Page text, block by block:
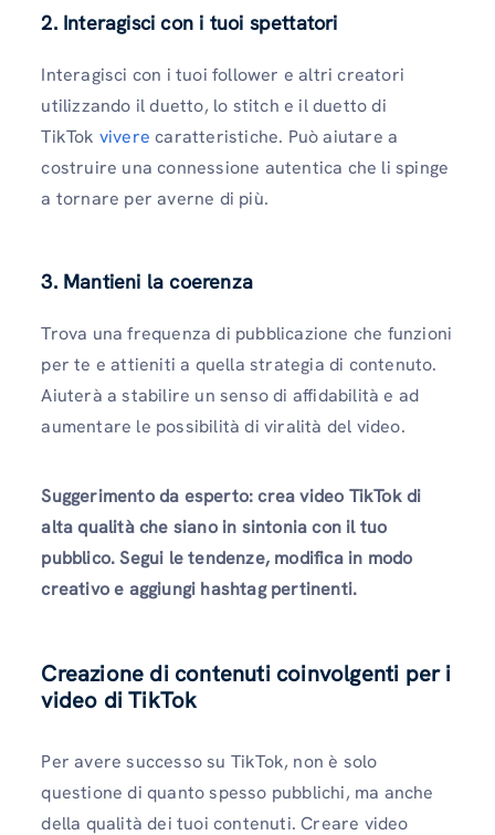
2. Interagisci con i tuoi spettatori
Interagisci con i tuoi follower e altri creatori
utilizzando il duetto, lo stitch e il duetto di
TikTok vivere caratteristiche. Può aiutare a
costruire una connessione autentica che li spinge
a tornare per averne di più.
3. Mantieni la coerenza
Trova una frequenza di pubblicazione che funzioni
per te e attieniti a quella strategia di contenuto.
Aiuterà a stabilire un senso di affidabilità e ad
aumentare le possibilità di viralità del video.
Suggerimento da esperto: crea video TikTok di
alta qualità che siano in sintonia con il tuo
pubblico. Segui le tendenze, modifica in modo
creativo e aggiungi hashtag pertinenti.
Creazione di contenuti coinvolgenti per i
video di TikTok
Per avere successo su TikTok, non è solo
questione di quanto spesso pubblichi, ma anche
della qualità dei tuoi contenuti. Creare video